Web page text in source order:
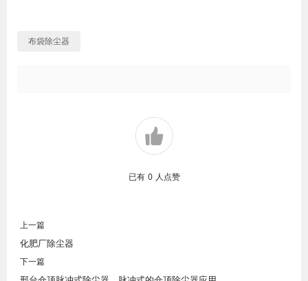
布袋除尘器
已有 0 人点赞
上一篇
化肥厂除尘器
下一篇